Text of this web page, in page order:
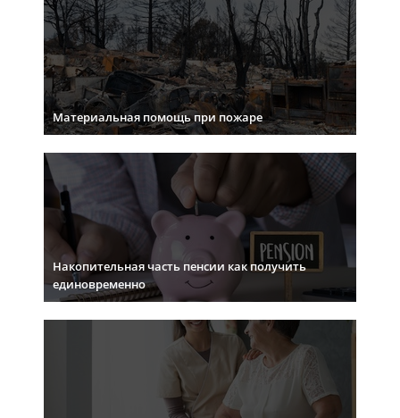
Материальная помощь при пожаре
Накопительная часть пенсии как получить
единовременно